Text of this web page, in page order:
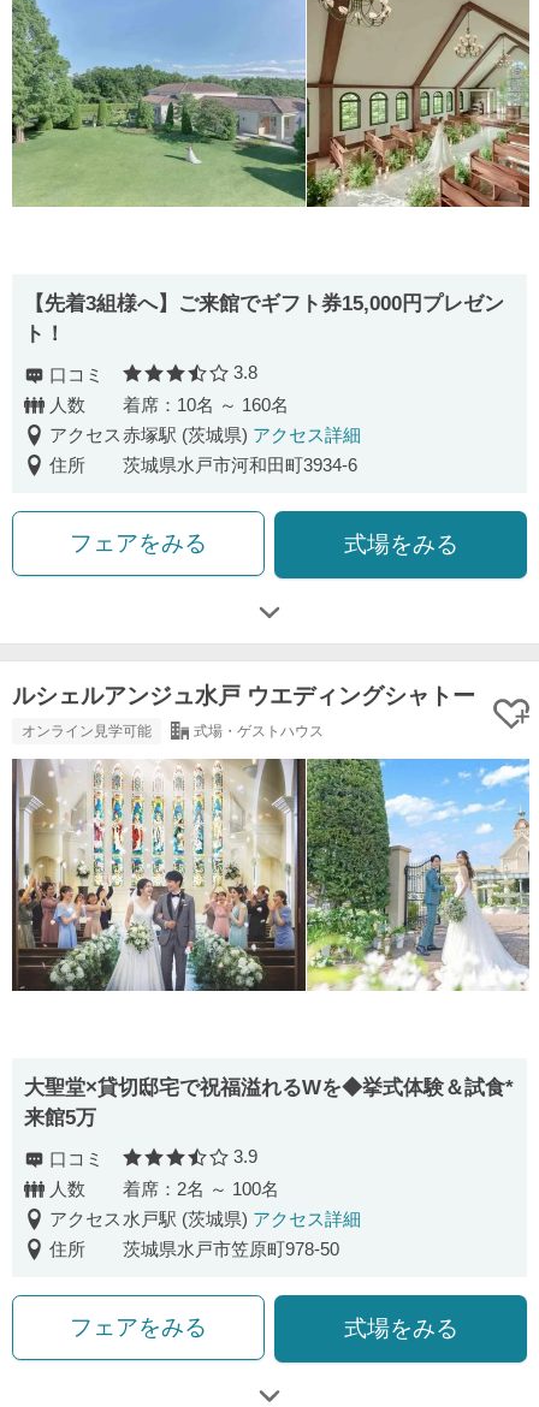
【先着3組様へ】ご来館でギフト券15,000円プレゼン
ト！
口コミ 口コミ評価
3.8
人数
着席：10名 ～ 160名
アクセス赤塚駅 (茨城県) アクセス詳細
住所
茨城県水戸市河和田町3934-6
フェアをみる 式場をみる
ルシェルアンジュ水戸 ウエディングシャトー
オンライン見学可能 式場・ゲストハウス
大聖堂×貸切邸宅で祝福溢れるWを◆挙式体験＆試食*
来館5万
口コミ 口コミ評価
3.9
人数
着席：2名 ～ 100名
アクセス 水戸駅 (茨城県) アクセス詳細
住所
茨城県水戸市笠原町978-50
フェアをみる 式場をみる